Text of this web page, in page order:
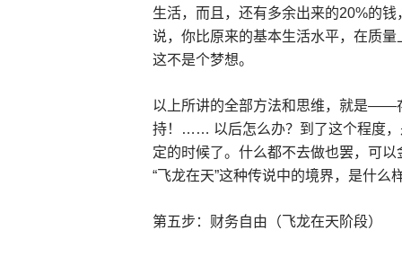
生活，而且，还有多余出来的20%的
说，你比原来的基本生活水平，在质
这不是个梦想。
以上所讲的全部方法和思维，就是——
持！…… 以后怎么办？到了这个程度，
定的时候了。什么都不去做也罢，可
“飞龙在天”这种传说中的境界，是什么
第五步：财务自由（飞龙在天阶段）